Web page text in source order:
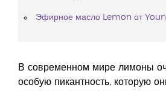
Эфирное масло Lemon от
В современном мире лимоны
особую пикантность, которую